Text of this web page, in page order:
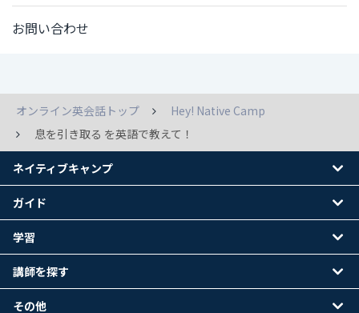
お問い合わせ
オンライン英会話トップ
Hey! Native Camp
息を引き取る を英語で教えて！
ネイティブキャンプ
ガイド
学習
講師を探す
その他